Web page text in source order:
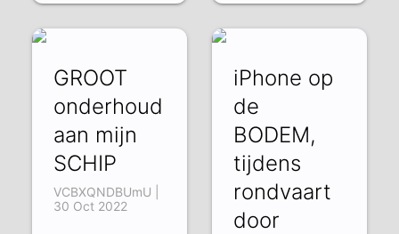
GROOT
onderhoud
aan mijn
SCHIP
VCBXQNDBUmU |
30 Oct 2022
iPhone op
de
BODEM,
tijdens
rondvaart
door